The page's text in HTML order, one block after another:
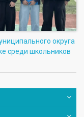
округа
среди школьников